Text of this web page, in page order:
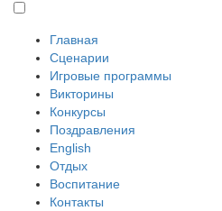
Главная
Сценарии
Игровые программы
Викторины
Конкурсы
Поздравления
English
Отдых
Воспитание
Контакты